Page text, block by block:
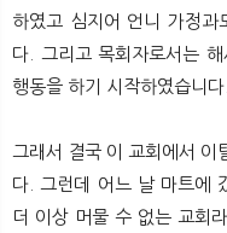
하였고 심지어 언니 가정과
다. 그리고 목회자로서는
행동을 하기 시작하였습니다.
그래서 결국 이 교회에서 이
다. 그런데 어느 날 마트에
더 이상 머물 수 없는 교회